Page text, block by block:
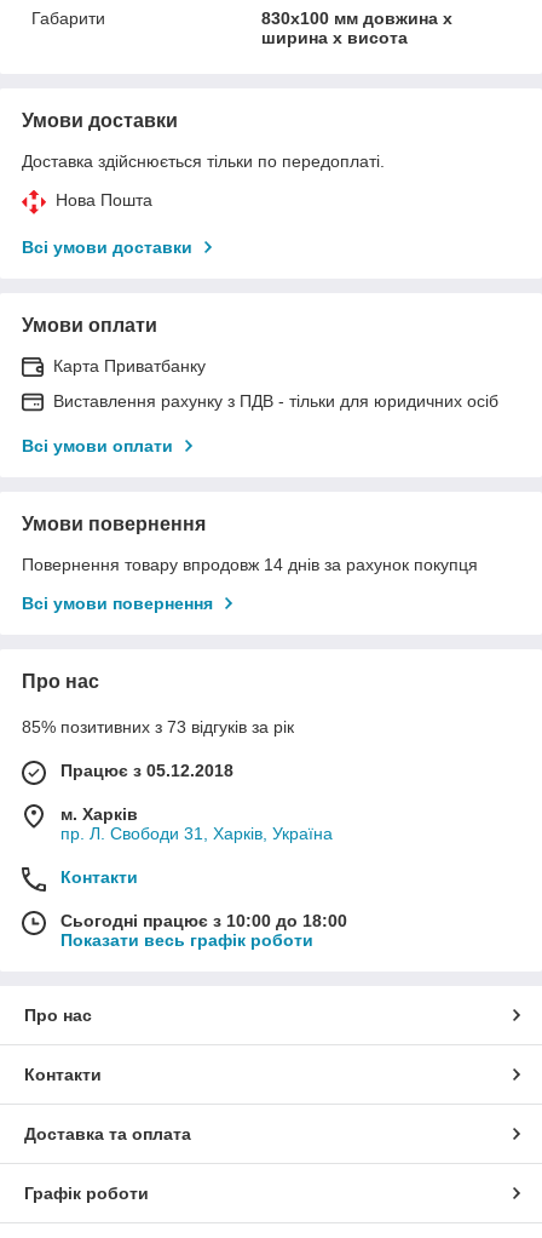
Габарити
830х100 мм довжина х
ширина х висота
Умови доставки
Доставка здійснюється тільки по передоплаті.
Нова Пошта
Всі умови доставки
Умови оплати
Карта Приватбанку
Виставлення рахунку з ПДВ - тільки для юридичних осіб
Всі умови оплати
Умови повернення
Повернення товару впродовж 14 днів за рахунок покупця
Всі умови повернення
Про нас
85% позитивних з 73 відгуків за рік
Працює з 05.12.2018
м. Харків
пр. Л. Свободи 31, Харків, Україна
Контакти
Сьогодні працює з 10:00 до 18:00
Показати весь графік роботи
Про нас
Контакти
Доставка та оплата
Графік роботи